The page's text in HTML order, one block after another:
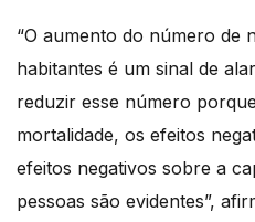
“O aumento do número de
habitantes é um sinal de
reduzir esse número
mortalidade, os efeitos
efeitos negativos sobre a
pessoas são evidentes”,